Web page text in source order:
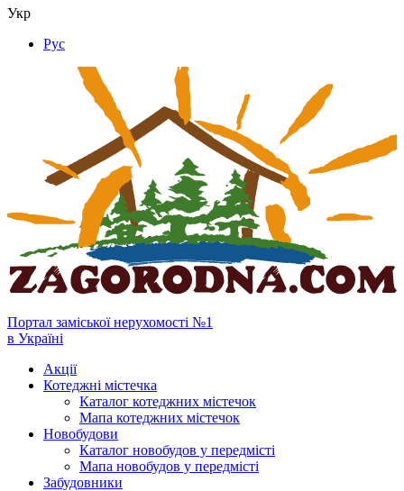
Укр
Рус
Портал заміської нерухомості №1
в Україні
Акції
Котеджні містечка
Каталог котеджних містечок
Мапа котеджних містечок
Новобудови
Каталог новобудов у передмісті
Мапа новобудов у передмісті
Забудовники